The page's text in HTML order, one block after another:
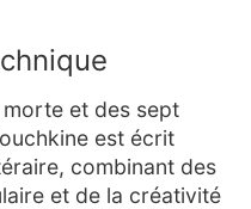
et des sept
est écrit
combinant des
et de la créativité